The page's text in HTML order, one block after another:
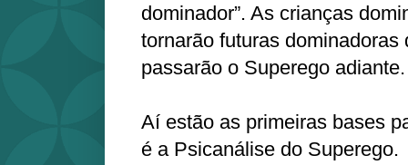
dominador”. As crianças
tornarão futuras
passarão o Superego adiante.
Aí estão as primeiras bases
é a Psicanálise do Superego.